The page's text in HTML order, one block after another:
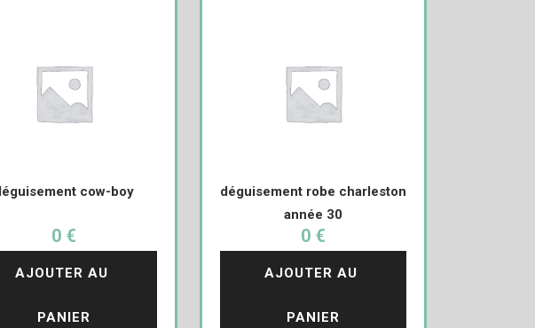
cow-boy
0 €
AJOUTER AU
PANIER
déguisement robe charleston
année 30
0 €
AJOUTER AU
PANIER